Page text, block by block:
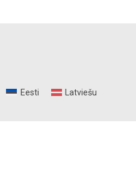
Eesti
Latviešu